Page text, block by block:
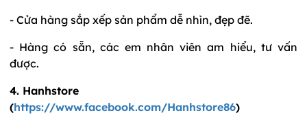
- Cửa hàng sắp xếp sản phẩm dễ nhìn, đẹp đẽ.
- Hàng có sẵn, các em nhân viên am hiểu, tư vấn
được.
4. Hanhstore
(https://www.facebook.com/Hanhstore86)